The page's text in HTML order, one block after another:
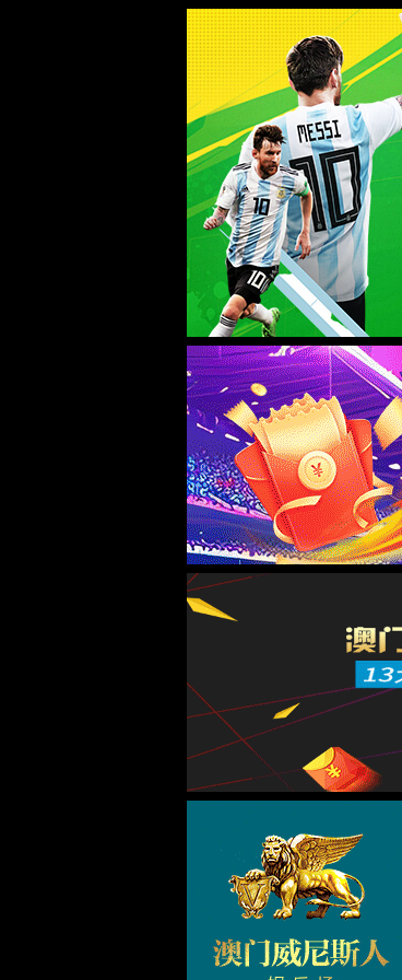
南宫ng·28相信品牌力量
404 - 找不到文件或目录。
您要查找的资源可能已被删除，已更改名称或者暂时不